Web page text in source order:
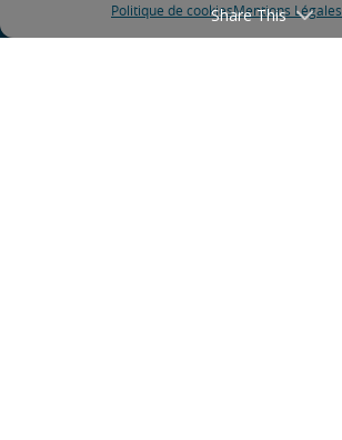
Politique de cookiesMentions Légales
Share This